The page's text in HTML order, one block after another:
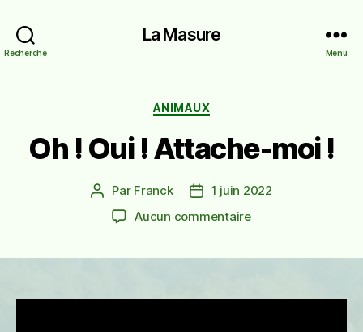
Recherche
La Masure
Menu
Catégories
ANIMAUX
Oh ! Oui ! Attache-moi !
Auteur
l’article
Par Franck
Date1 juin 2022
Aucun commentairesur